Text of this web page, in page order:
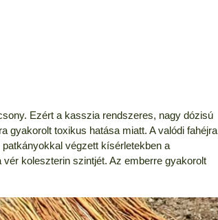
Ezért a kasszia rendszeres, nagy dózisú
gyakorolt toxikus hatása miatt. A valódi fahéjra
végzett kísérletekben a
koleszterin szintjét. Az emberre gyakorolt